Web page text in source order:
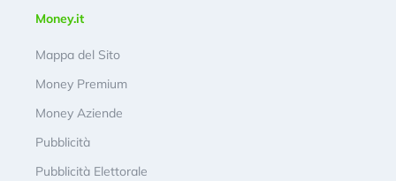
Money.it
Mappa del Sito
Money Premium
Money Aziende
Pubblicità
Pubblicità Elettorale